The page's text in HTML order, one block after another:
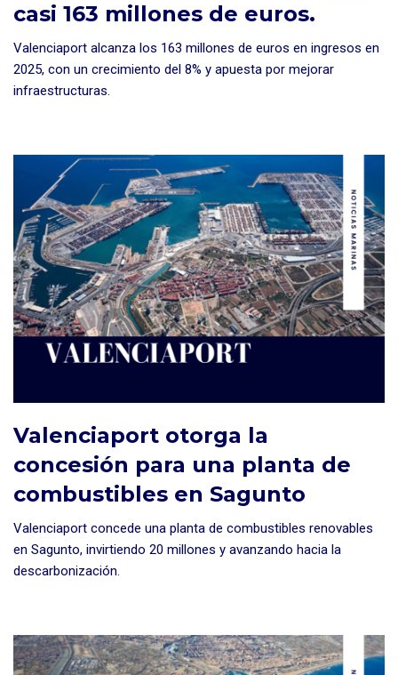
casi 163 millones de euros.
Valenciaport alcanza los 163 millones de euros en ingresos en
2025, con un crecimiento del 8% y apuesta por mejorar
infraestructuras.
Valenciaport otorga la
concesión para una planta de
combustibles en Sagunto
Valenciaport concede una planta de combustibles renovables
en Sagunto, invirtiendo 20 millones y avanzando hacia la
descarbonización.